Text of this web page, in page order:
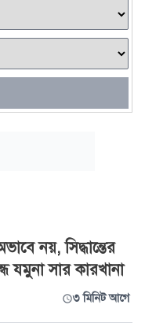
নয়, সিদ্ধান্তের
যমুনা সার কারখানা
৩ মিনিট আগে